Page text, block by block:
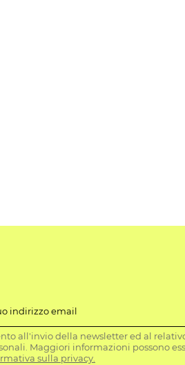
indirizzo email
all'invio della newsletter ed al
Maggiori informazioni possono
sulla privacy.